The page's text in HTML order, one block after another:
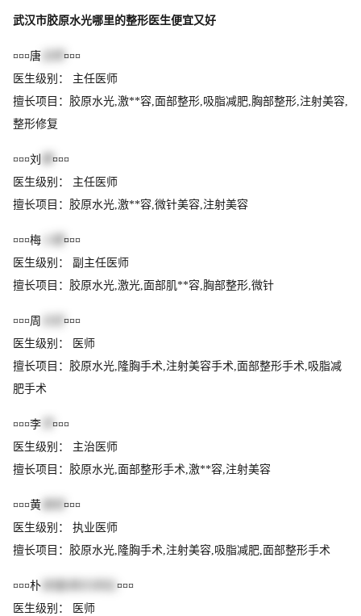
武汉市胶原水光哪里的整形医生便宜又好
¤¤¤唐
¤¤¤
医生级别： 主任医师
擅长项目：胶原水光,激**容,面部整形,吸脂减肥,胸部整形,注射美容,
整形修复
¤¤¤刘
¤¤¤
医生级别： 主任医师
擅长项目：胶原水光,激**容,微针美容,注射美容
¤¤¤梅
¤¤¤
医生级别： 副主任医师
擅长项目：胶原水光,激光,面部肌**容,胸部整形,微针
¤¤¤周
¤¤¤
医生级别： 医师
擅长项目：胶原水光,隆胸手术,注射美容手术,面部整形手术,吸脂减
肥手术
¤¤¤李
¤¤¤
医生级别： 主治医师
擅长项目：胶原水光,面部整形手术,激**容,注射美容
¤¤¤黄
¤¤¤
医生级别： 执业医师
擅长项目：胶原水光,隆胸手术,注射美容,吸脂减肥,面部整形手术
¤¤¤朴
¤¤¤
医生级别： 医师